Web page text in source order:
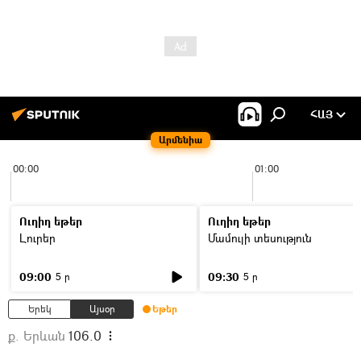
Արմենիա
ՀԱՅ
00:00 01:00
Ուղիղ եթեր
Լուրեր
09:00 5 ր
Ուղիղ եթեր
Մամուլի տեսություն
09:30 5 ր
Երեկ Այսօր Եթեր
ք. Երևան 106.0